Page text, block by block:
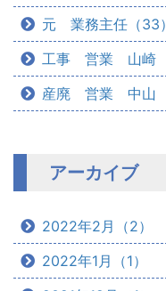
元 業務主任（33）
工事 営業 山崎
産廃 営業 中山
アーカイブ
2022年2月（2）
2022年1月（1）